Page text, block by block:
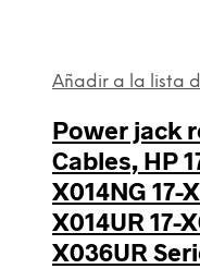
Añadir a la lista
Power jack
Cables, HP
X014NG 17-
X014UR 17-
X036UR